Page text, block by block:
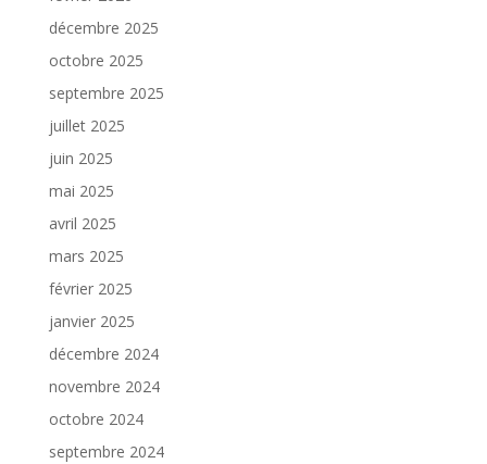
décembre 2025
octobre 2025
septembre 2025
juillet 2025
juin 2025
mai 2025
avril 2025
mars 2025
février 2025
janvier 2025
décembre 2024
novembre 2024
octobre 2024
septembre 2024